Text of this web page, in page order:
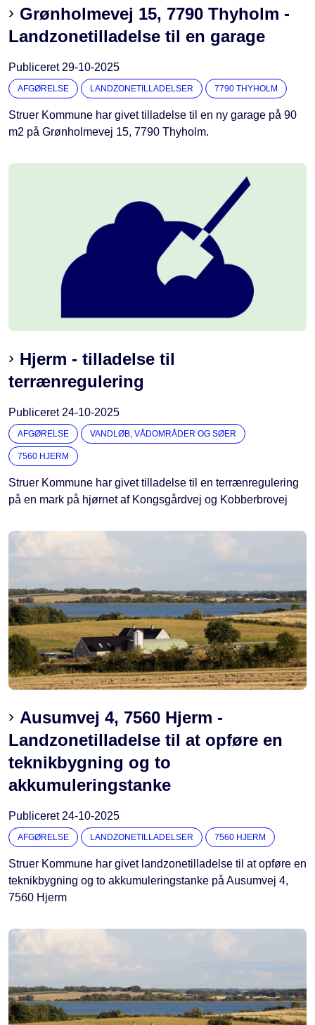
Grønholmevej 15, 7790 Thyholm -
Landzonetilladelse til en garage
Publiceret 29-10-2025
AFGØRELSE LANDZONETILLADELSER 7790 THYHOLM
Struer Kommune har givet tilladelse til en ny garage på 90
m2 på Grønholmevej 15, 7790 Thyholm.
Hjerm - tilladelse til
terrænregulering
Publiceret 24-10-2025
AFGØRELSE VANDLØB, VÅDOMRÅDER OG SØER
7560 HJERM
Struer Kommune har givet tilladelse til en terrænregulering
på en mark på hjørnet af Kongsgårdvej og Kobberbrovej
Ausumvej 4, 7560 Hjerm -
Landzonetilladelse til at opføre en
teknikbygning og to
akkumuleringstanke
Publiceret 24-10-2025
AFGØRELSE LANDZONETILLADELSER 7560 HJERM
Struer Kommune har givet landzonetilladelse til at opføre en
teknikbygning og to akkumuleringstanke på Ausumvej 4,
7560 Hjerm